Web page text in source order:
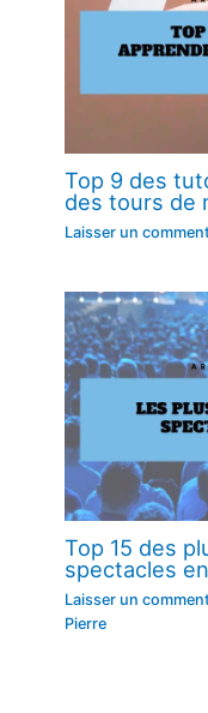
Top 9 des
des tours de
Laisser un
Top 15 des
spectacles
Laisser un
Pierre